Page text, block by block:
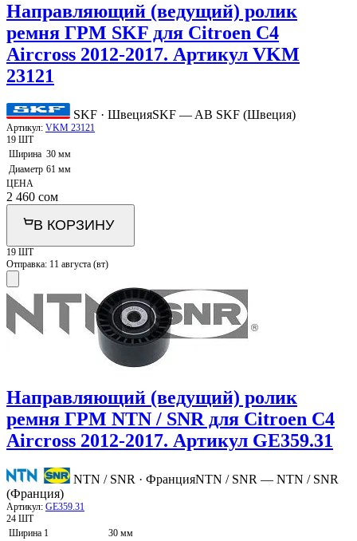
Направляющий (ведущий) ролик
ремня ГРМ SKF для Citroen C4
Aircross 2012-2017. Артикул VKM
23121
SKF · ШвецияSKF — AB SKF (Швеция)
Артикул: VKM 23121
19 ШТ
Ширина 30 мм
Диаметр 61 мм
ЦЕНА
2 460 сом
В КОРЗИНУ
19 ШТ
Отправка: 11 августа (вт)
Направляющий (ведущий) ролик
ремня ГРМ NTN / SNR для Citroen C4
Aircross 2012-2017. Артикул GE359.31
NTN / SNR · ФранцияNTN / SNR — NTN / SNR
(Франция)
Артикул: GE359.31
24 ШТ
Ширина 1
30 мм